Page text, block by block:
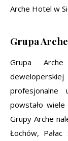
Arche Hotel w
Grupa Arche
Grupa
profesjonalne
powstało
Grupy Arche
Łochów,